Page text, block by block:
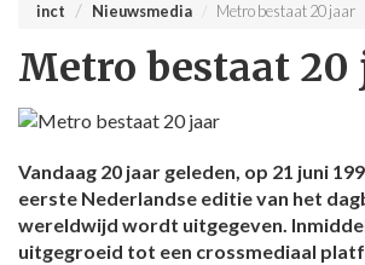
inct Nieuwsmedia Metro bestaat 20 jaar
Metro bestaat 20
Vandaag 20 jaar geleden, op 21 juni
eerste Nederlandse editie van het
wereldwijd wordt uitgegeven.
uitgegroeid tot een crossmediaal